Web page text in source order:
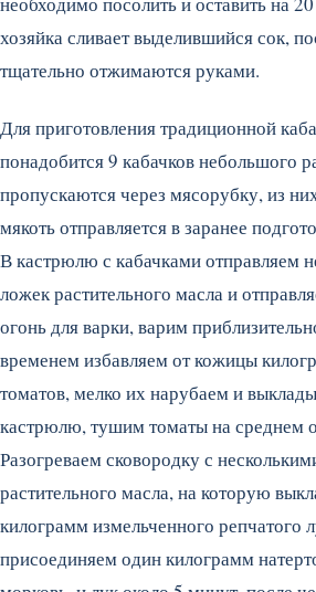
хозяйка сливает выделившийся сок,
тщательно отжимаются руками.
Для приготовления традиционной
понадобится 9 кабачков небольшого
пропускаются через мясорубку, из
мякоть отправляется в заранее
В кастрюлю с кабачками отправляем
ложек растительного масла и
огонь для варки, варим
временем избавляем от кожицы
томатов, мелко их нарубаем и
кастрюлю, тушим томаты на среднем
Разогреваем сковородку с
растительного масла, на которую
килограмм измельченного репчатого
присоединяем один килограмм